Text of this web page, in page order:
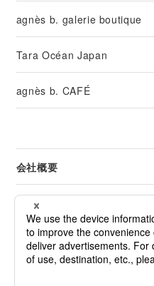
agnès b. galerie boutique
Tara Océan Japan
agnès b. CAFÉ
会社概要
リーガル
カスタマーサービス